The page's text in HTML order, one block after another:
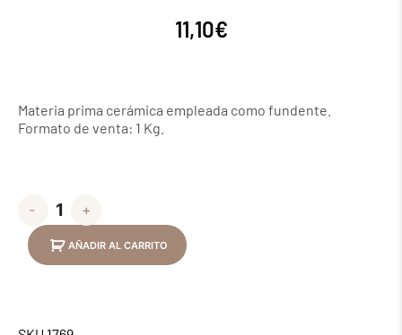
11,10€
Materia prima cerámica empleada como fundente.
Formato de venta: 1 Kg.
- +
AÑADIR AL CARRITO